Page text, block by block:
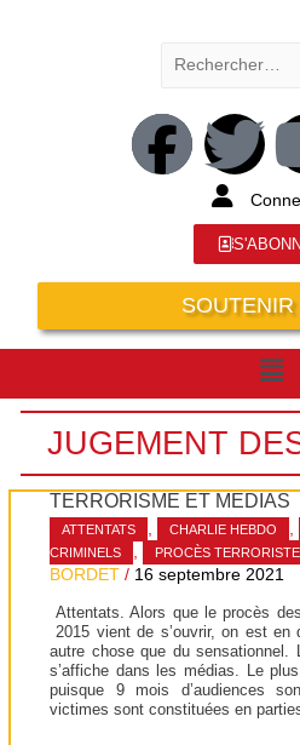
SOUTENIR
JUGEMENT
TERRORISME ET MÉDIAS
ATTENTATS , CHARLIE HEBDO ,
CRIMINELS
, PROCÈS
BORDET / 16 septembre 2021
Attentats. Alors que le procès
2015 vient de s’ouvrir, on est en
autre chose que du sensationnel.
s’affiche dans les médias. Le
puisque 9 mois d’audiences
victimes sont constituées en